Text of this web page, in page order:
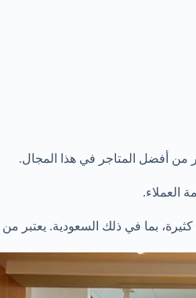
من أفضل المتاجر في هذا المجال.
العملاء.